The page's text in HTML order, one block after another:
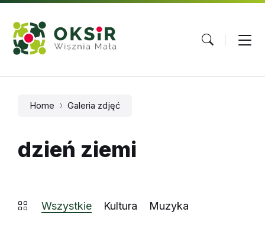
Skip
content
Skip
main
navigation
Skip
footer
Home Galeria zdjęć
dzień ziemi
Wszystkie Kultura
Muzyka